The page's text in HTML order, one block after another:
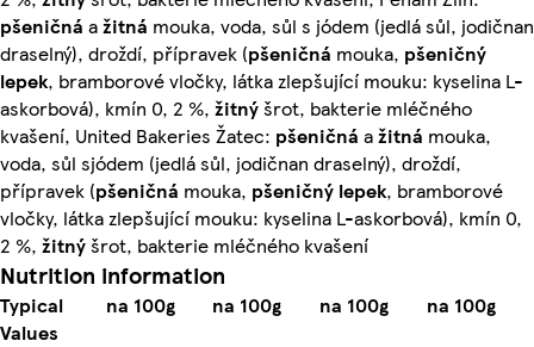
pšeničná ažitná mouka, voda, sůl s jódem (jedlá sůl, jodičnan
draselný), droždí, přípravek (pšeničná mouka, pšeničný
lepek, bramborové vločky, látka zlepšující mouku: kyselina L-
askorbová), kmín 0, 2 %, žitnýšrot, bakterie mléčného
kvašení, United Bakeries Žatec: pšeničná ažitná mouka,
voda, sůl sjódem (jedlá sůl, jodičnan draselný), droždí,
přípravek (pšeničná mouka, pšeničný lepek, bramborové
vločky, látka zlepšující mouku: kyselina L-askorbová), kmín 0,
2 %, žitnýšrot, bakterie mléčného kvašení
Nutrition information
Typical
Values
na 100g na 100g na 100g
na 100g